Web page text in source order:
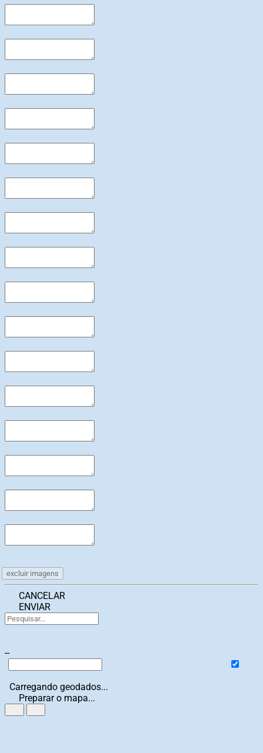
excluir imagens
CANCELAR
ENVIAR
--
Carregando geodados...
Preparar o mapa...